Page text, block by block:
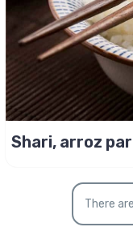
Shari, arroz
There